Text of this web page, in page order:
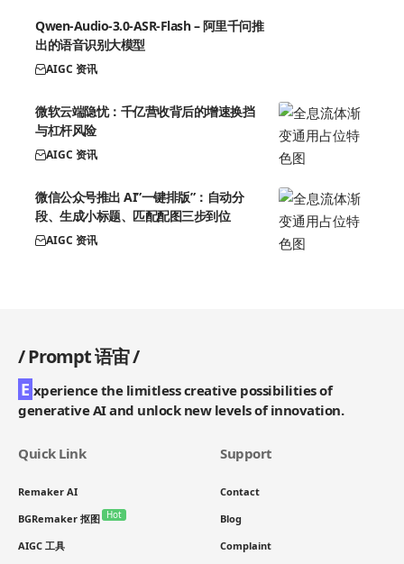
Qwen-Audio-3.0-ASR-Flash – 阿里千问推
出的语音识别大模型
AIGC 资讯
微软云端隐忧：千亿营收背后的增速换挡
与杠杆风险
AIGC 资讯
微信公众号推出 AI”一键排版”：自动分
段、生成小标题、匹配配图三步到位
AIGC 资讯
/Prompt 语宙/
E xperience the limitless creative possibilities of
generative AI and unlock new levels of innovation.
Quick Link
Remaker AI
BGRemaker 抠图 Hot
AIGC 工具
Support
Contact
Blog
Complaint